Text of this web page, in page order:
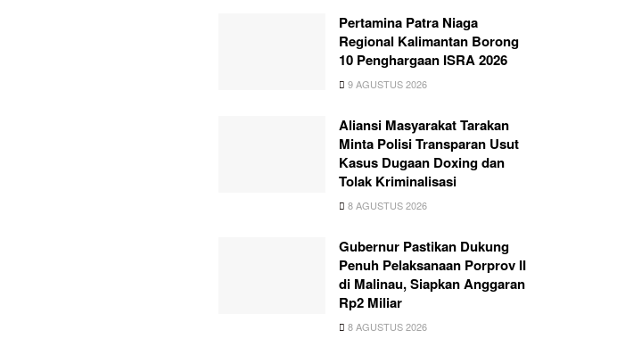
Pertamina Patra Niaga
Regional Kalimantan Borong
10 Penghargaan ISRA 2026
9 AGUSTUS 2026
Aliansi Masyarakat Tarakan
Minta Polisi Transparan Usut
Kasus Dugaan Doxing dan
Tolak Kriminalisasi
8 AGUSTUS 2026
Gubernur Pastikan Dukung
Penuh Pelaksanaan Porprov II
di Malinau, Siapkan Anggaran
Rp2 Miliar
8 AGUSTUS 2026